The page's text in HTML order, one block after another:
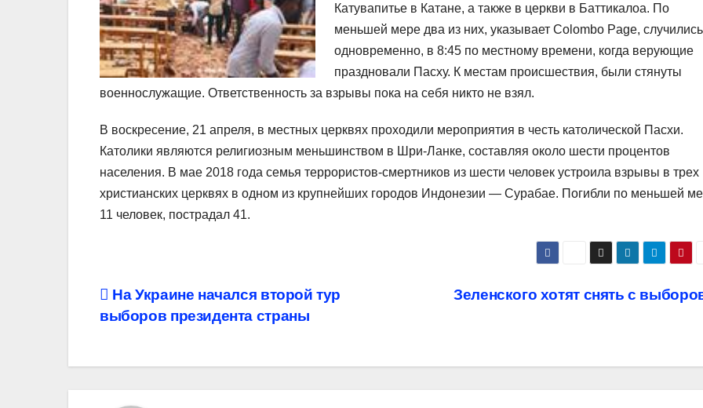
Катувапитье в Катане, а также в церкви в Баттикалоа. По
меньшей мере два из них, указывает Colombo Page, случились
одновременно, в 8:45 по местному времени, когда верующие
праздновали Пасху. К местам происшествия, были стянуты
военнослужащие. Ответственность за взрывы пока на себя никто не взял.
В воскресение, 21 апреля, в местных церквях проходили мероприятия в честь католической Пасхи.
Католики являются религиозным меньшинством в Шри-Ланке, составляя около шести процентов
населения. В мае 2018 года семья террористов-смертников из шести человек устроила взрывы в трех
христианских церквях в одном из крупнейших городов Индонезии — Сурабае. Погибли по меньшей
11 человек, пострадал 41.
Навигация
записям
Зеленского хотят снять с
На Украине начался второй тур
выборов президента страны